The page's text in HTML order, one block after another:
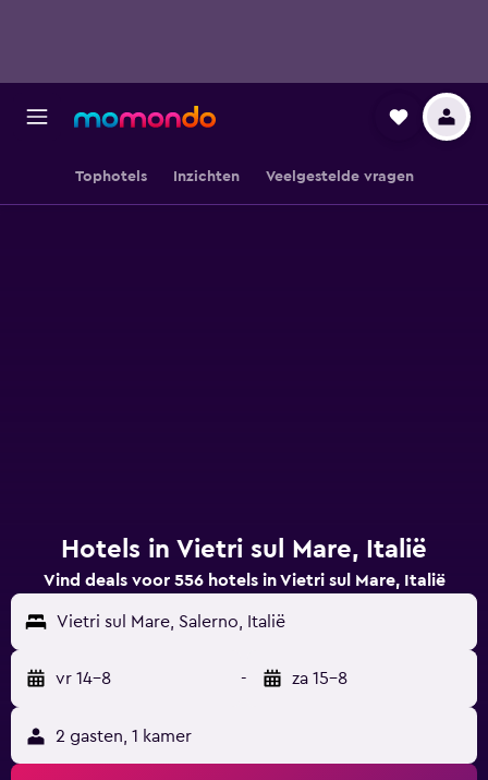
Tophotels Inzichten Veelgestelde vragen
Hotels in Vietri sul Mare, Italië
Vind deals voor 556 hotels in Vietri sul Mare, Italië
Vietri sul Mare, Salerno, Italië
vr 14-8 - za 15-8
2 gasten, 1 kamer